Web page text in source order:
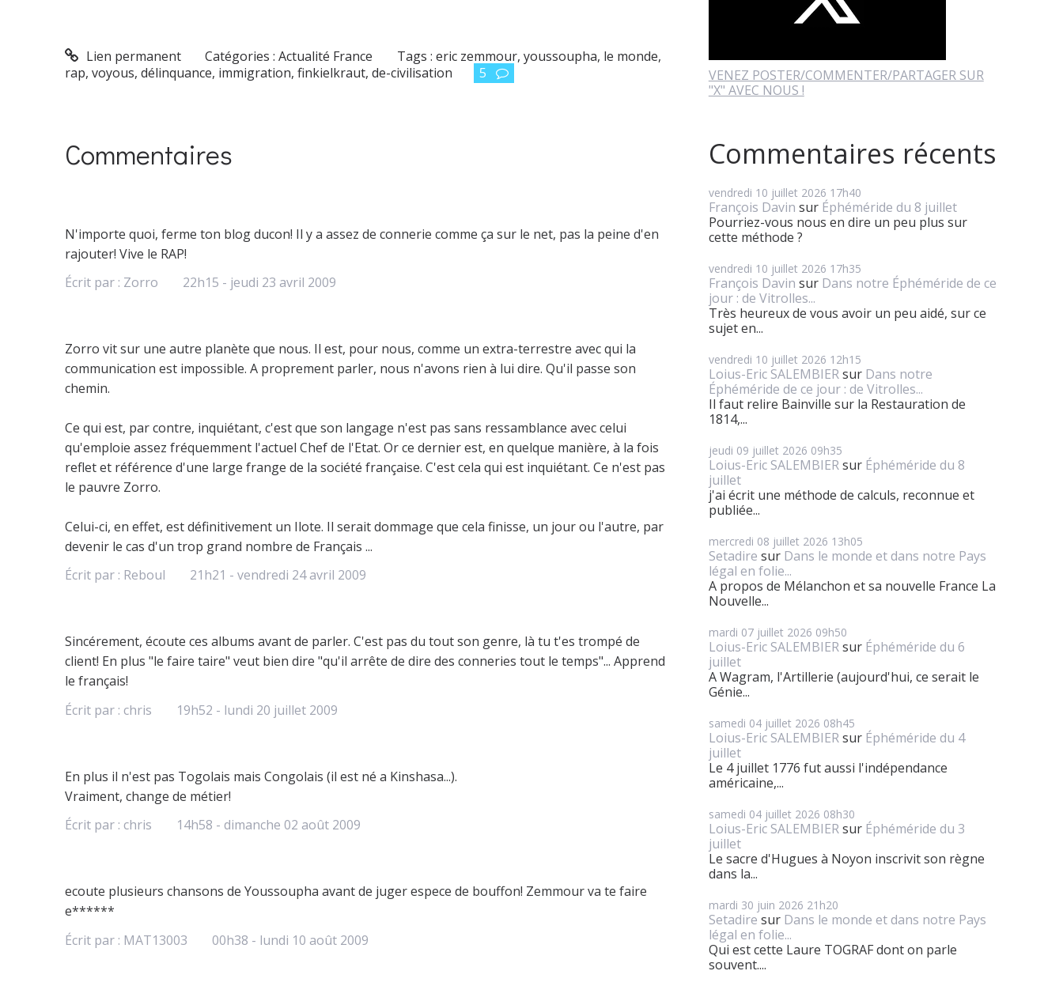
Lien permanent Catégories :Actualité France Tags :eric zemmour,youssoupha, le monde,
rap, voyous, délinquance, immigration, finkielkraut, de-civilisation 5
Commentaires
N'importe quoi, ferme ton blog ducon! Il y a assez de connerie comme ça sur le net, pas la peine d'en
rajouter! Vive le RAP!
Écrit par : Zorro 22h15 - jeudi 23 avril 2009
Zorro vit sur une autre planète que nous. Il est, pour nous, comme un extra-terrestre avec qui la
communication est impossible. A proprement parler, nous n'avons rien à lui dire. Qu'il passe son
chemin.
Ce qui est, par contre, inquiétant, c'est que son langage n'est pas sans ressamblance avec celui
qu'emploie assez fréquemment l'actuel Chef de l'Etat. Or ce dernier est, en quelque manière, à la fois
reflet et référence d'une large frange de la société française. C'est cela qui est inquiétant. Ce n'est pas
le pauvre Zorro.
Celui-ci, en effet, est définitivement un Ilote. Il serait dommage que cela finisse, un jour ou l'autre, par
devenir le cas d'un trop grand nombre de Français ...
Écrit par : Reboul 21h21 - vendredi 24 avril 2009
Sincérement, écoute ces albums avant de parler. C'est pas du tout son genre, là tu t'es trompé de
client! En plus "le faire taire" veut bien dire "qu'il arrête de dire des conneries tout le temps"... Apprend
le français!
Écrit par : chris 19h52 - lundi 20 juillet 2009
En plus il n'est pas Togolais mais Congolais (il est né a Kinshasa...).
Vraiment, change de métier!
Écrit par : chris 14h58 - dimanche 02 août 2009
ecoute plusieurs chansons de Youssoupha avant de juger espece de bouffon! Zemmour va te faire
e******
Écrit par : MAT13003 00h38 - lundi 10 août 2009
VENEZ POSTER/COMMENTER/PARTAGER SUR
"X" AVEC NOUS !
Commentaires récents
vendredi 10 juillet 2026 17h40
François Davin sur Éphéméride du 8 juillet
Pourriez-vous nous en dire un peu plus sur
cette méthode ?
vendredi 10 juillet 2026 17h35
François Davin sur Dans notre Éphéméride de ce
jour : de Vitrolles...
Très heureux de vous avoir un peu aidé, sur ce
sujet en...
vendredi 10 juillet 2026 12h15
Loius-Eric SALEMBIERsur Dans notre
Éphéméride de ce jour : de Vitrolles...
Il faut relire Bainville sur la Restauration de
1814,...
jeudi 09 juillet 2026 09h35
Loius-Eric SALEMBIERsur Éphéméride du 8
juillet
j'ai écrit une méthode de calculs, reconnue et
publiée...
mercredi 08 juillet 2026 13h05
Setadire sur Dans le monde et dans notre Pays
légal en folie...
A propos de Mélanchon et sa nouvelle France La
Nouvelle...
mardi 07 juillet 2026 09h50
Loius-Eric SALEMBIERsur Éphéméride du 6
juillet
A Wagram, l'Artillerie (aujourd'hui, ce serait le
Génie...
samedi 04 juillet 2026 08h45
Loius-Eric SALEMBIERsur Éphéméride du 4
juillet
Le 4 juillet 1776 fut aussi l'indépendance
américaine,...
samedi 04 juillet 2026 08h30
Loius-Eric SALEMBIERsur Éphéméride du 3
juillet
Le sacre d'Hugues à Noyon inscrivit son règne
dans la...
mardi 30 juin 2026 21h20
Setadire sur Dans le monde et dans notre Pays
légal en folie...
Qui est cette Laure TOGRAF dont on parle
souvent....